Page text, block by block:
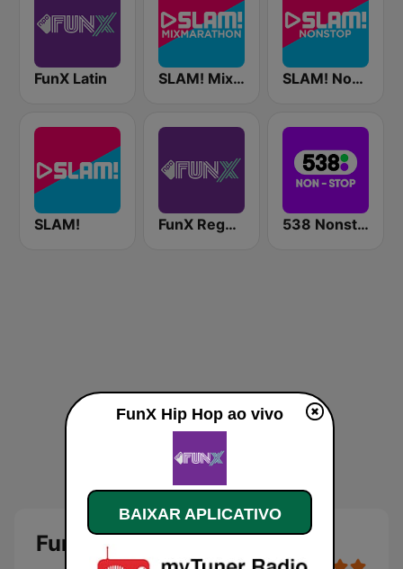
FunX Latin SLAM! Mixmarathon SLAM! Nonstop
SLAM! FunX Reggae 538 Nonstop
FunX Hip Hop
FunX Hip Hop ao vivo
BAIXAR APLICATIVO